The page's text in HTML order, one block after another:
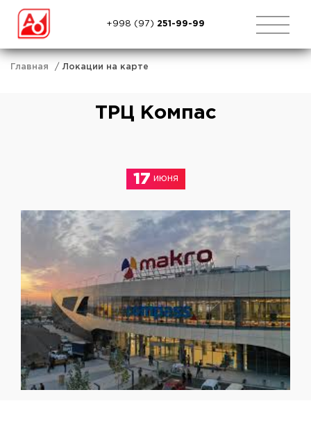
+998 (97) 251-99-99
Главная Локации на карте
ТРЦ Компас
17 июня